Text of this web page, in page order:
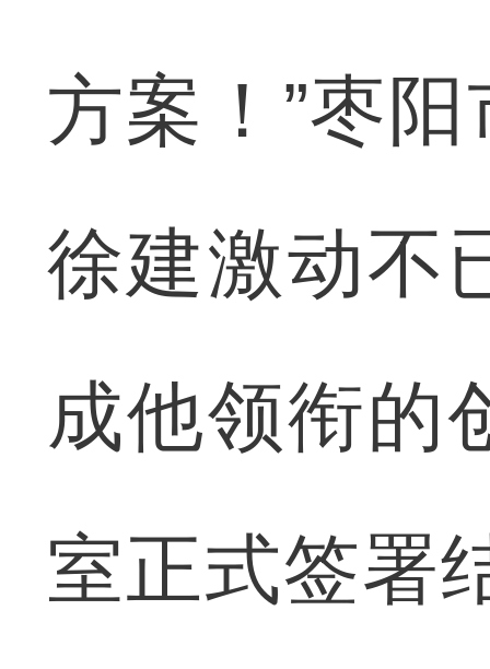
方案！”枣
徐建激动不
成他领衔的
室正式签署